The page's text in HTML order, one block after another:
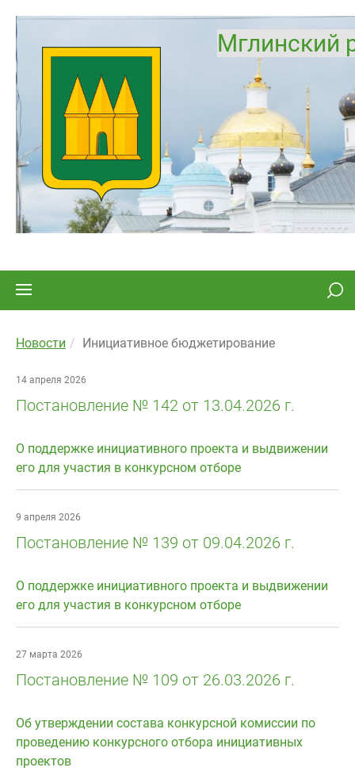
Мглинский
Новости Инициативное бюджетирование
14 апреля 2026
Постановление № 142 от 13.04.2026 г.
О поддержке инициативного проекта и выдвижении
его для участия в конкурсном отборе
9 апреля 2026
Постановление № 139 от 09.04.2026 г.
О поддержке инициативного проекта и выдвижении
его для участия в конкурсном отборе
27 марта 2026
Постановление № 109 от 26.03.2026 г.
Об утверждении состава конкурсной комиссии по
проведению конкурсного отбора инициативных
проектов